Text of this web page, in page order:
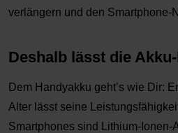
verlängern und den Smartphone-
Deshalb lässt die
Dem Handyakku geht’s wie Dir:
Alter lässt seine
Smartphones sind Lithium-Ionen-